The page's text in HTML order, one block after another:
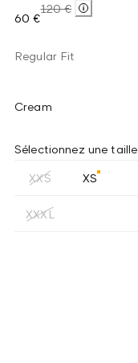
60 €
120 €
Regular Fit
Cream
Sélectionnez une taille
XXS XS
XXXL